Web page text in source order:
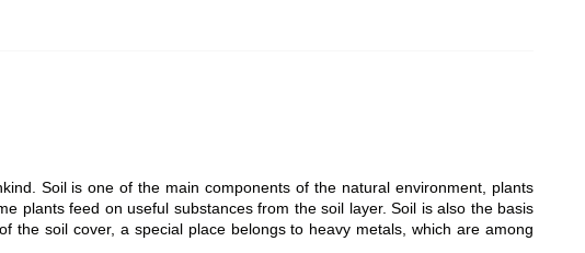
Soil is one of the main components of the natural environment, plants
plants feed on useful substances from the soil layer. Soil is also the basis
the soil cover, a special place belongs to heavy metals, which are among